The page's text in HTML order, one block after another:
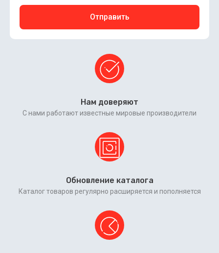
Отправить
Нам доверяют
С нами работают известные мировые производители
Обновление каталога
Каталог товаров регулярно расширяется и пополняется